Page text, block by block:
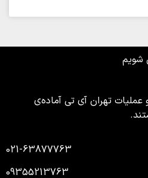
شویم
عملیات تهران آی تی آماده‌ی
021-63877763
09355213763